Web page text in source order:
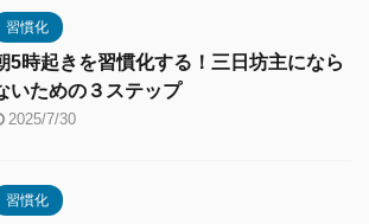
習慣化
5時起きを習慣化する！三日坊主になら
いための３ステップ
2025/7/30
習慣化